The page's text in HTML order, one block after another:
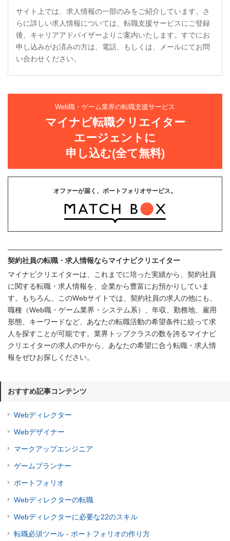
サイト上では、求人情報の一部のみをご紹介しています。さ
らに詳しい求人情報については、転職支援サービスにご登録
後、キャリアアドバイザーよりご案内いたします。すでにお
申し込みがお済みの方は、電話、もしくは、メールにてお問
い合わせください。
Web職・ゲーム業界の転職支援サービス
マイナビ転職クリエイター
エージェントに
申し込む(全て無料)
オファーが届く、ポートフォリオサービス。
契約社員の転職・求人情報ならマイナビクリエイター
マイナビクリエイターは、これまでに培った実績から、契約社員
に関する転職・求人情報を、企業から豊富にお預かりしていま
す。もちろん、このWebサイトでは、契約社員の求人の他にも、
職種（Web職・ゲーム業界・システム系）、年収、勤務地、雇用
形態、キーワードなど、あなたの転職活動の希望条件に絞って求
人を探すことが可能です。業界トップクラスの数を誇るマイナビ
クリエイターの求人の中から、あなたの希望に合う転職・求人情
報をぜひお探しください。
おすすめ記事コンテンツ
Webディレクター
Webデザイナー
マークアップエンジニア
ゲームプランナー
ポートフォリオ
Webディレクターの転職
Webディレクターに必要な22のスキル
転職必須ツール - ポートフォリオの作り方